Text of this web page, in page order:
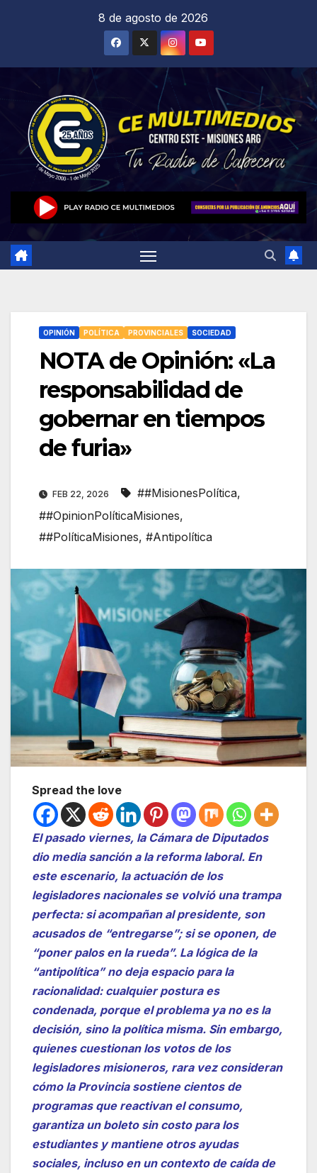
8 de agosto de 2026
OPINIÓN POLÍTICA PROVINCIALES SOCIEDAD
NOTA de Opinión: «La
responsabilidad de
gobernar en tiempos
de furia»
FEB 22, 2026 ##MisionesPolítica,
##OpinionPolíticaMisiones,
##PolíticaMisiones, #Antipolítica
Spread the love
El pasado viernes, la Cámara de Diputados
dio media sanción a la reforma laboral. En
este escenario, la actuación de los
legisladores nacionales se volvió una trampa
perfecta: si acompañan al presidente, son
acusados de “entregarse”; si se oponen, de
“poner palos en la rueda”. La lógica de la
“antipolítica” no deja espacio para la
racionalidad: cualquier postura es
condenada, porque el problema ya no es la
decisión, sino la política misma. Sin embargo,
quienes cuestionan los votos de los
legisladores misioneros, rara vez consideran
cómo la Provincia sostiene cientos de
programas que reactivan el consumo,
garantiza un boleto sin costo para los
estudiantes y mantiene otros ayudas
sociales, incluso en un contexto de caída de